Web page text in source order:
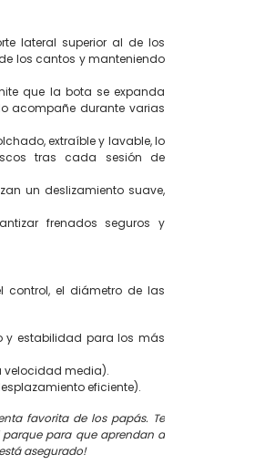
lateral superior al de los
los cantos y manteniendo
que la bota se expanda
acompañe durante varias
extraíble y lavable, lo
tras cada sesión de
un deslizamiento suave,
frenados seguros y
control, el diámetro de las
y estabilidad para los más
velocidad media).
eficiente).
favorita de los papás. Te
para que aprendan a
asegurado!